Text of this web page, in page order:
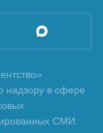
надзору в сфере
СМИ: